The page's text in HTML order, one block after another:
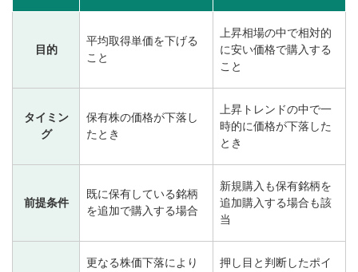
目的
平均取得単価を下げる
こと
上昇相場の中で相対的
に安い価格で購入する
こと
タイミン
グ
保有株の価格が下落し
たとき
上昇トレンドの中で一
時的に価格が下落した
とき
前提条件
既に保有している銘柄
を追加で購入する場合
新規購入も保有銘柄を
追加購入する場合も該
当
更なる株価下落により
押し目と判断したポイ